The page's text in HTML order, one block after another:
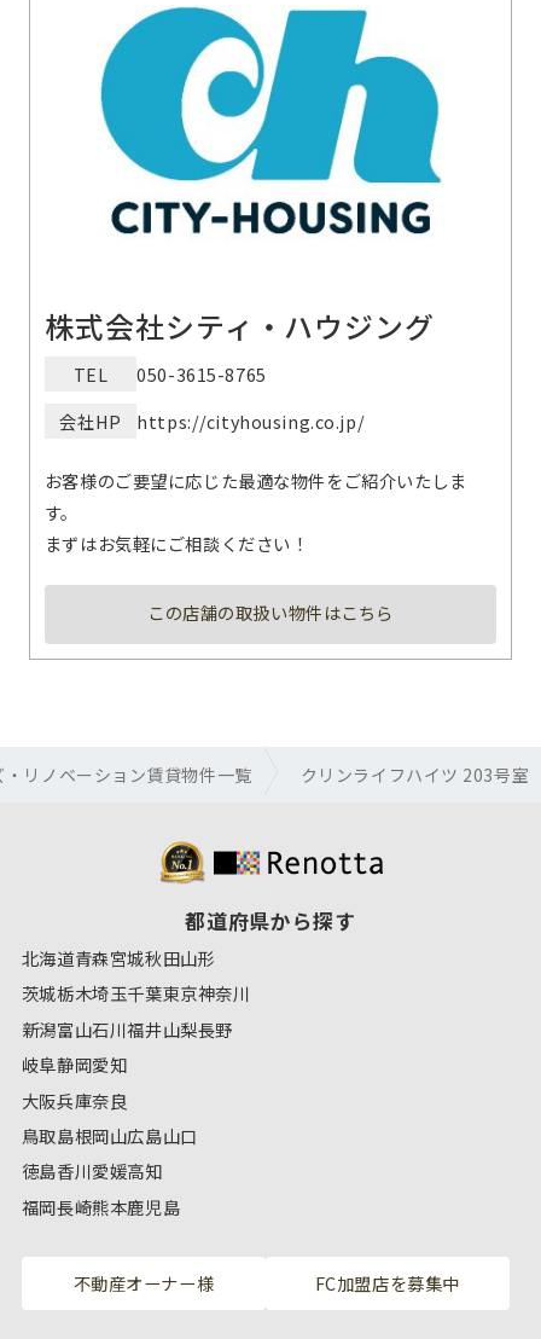
株式会社シティ・ハウジング
TEL
050-3615-8765
会社HP
https://cityhousing.co.jp/
お客様のご要望に応じた最適な物件をご紹介いたしま
す。
まずはお気軽にご相談ください！
この店舗の取扱い物件はこちら
リノベーション賃貸物件一覧 クリンライフハイツ 203号室
都道府県から探す
北海道青森宮城秋田山形
茨城栃木埼玉千葉東京神奈川
新潟富山石川福井山梨長野
岐阜静岡愛知
大阪兵庫奈良
鳥取島根岡山広島山口
徳島香川愛媛高知
福岡長崎熊本鹿児島
不動産オーナー様 FC加盟店を募集中